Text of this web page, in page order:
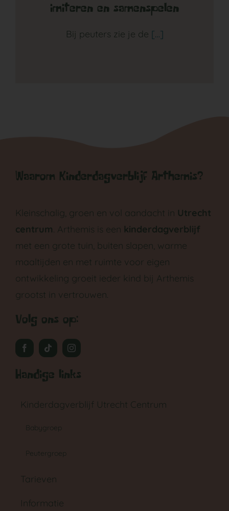
imiteren en samenspelen
Bij peuters zie je de […]
Waarom Kinderdagverblijf Arthemis?
Kleinschalig, groen en vol aandacht in Utrecht
centrum. Arthemis is een kinderdagverblijf
met een grote tuin, buiten slapen, warme
maaltijden en met ruimte voor eigen
ontwikkeling groeit ieder kind bij Arthemis
grootst in vertrouwen.
Volg ons op:
Handige links
Kinderdagverblijf Utrecht Centrum
Babygroep
Peutergroep
Tarieven
Informatie